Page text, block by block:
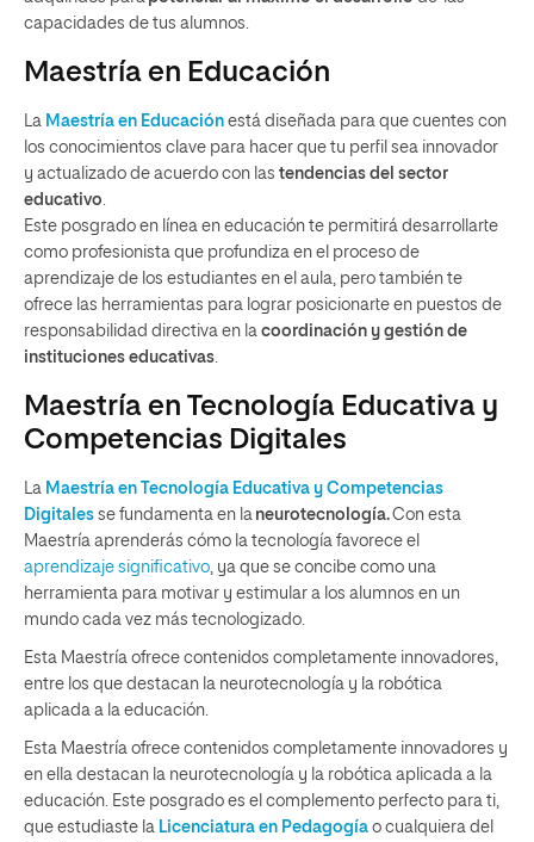
capacidades de tus alumnos
Maestría en Educación
La Maestría en Educación está diseñada para que cuentes con
los conocimientos clave para hacer que tu perfil sea innovador
y actualizado de acuerdo con las tendencias del sector
educativo
Este posgrado en línea en educación te permitirá desarrollarte
como profesionista que profundiza en el proceso de
aprendizaje de los estudiantes en el aula, pero también te
ofrece las herramientas para lograr posicionarte en puestos de
responsabilidad directiva en la coordinación y gestión de
instituciones educativas
Maestría en Tecnología Educativa y
Competencias Digitales
La Maestría en Tecnología Educativa y Competencias
Digitales se fundamenta en la neurotecnología.Con esta
Maestría aprenderás cómo la tecnología favorece el
aprendizaje significativo , ya que se concibe como una
herramienta para motivar y estimular a los alumnos en un
mundo cada vez más tecnologizado.
Esta Maestría ofrece contenidos completamente innovadores,
entre los que destacan la neurotecnología y la robótica
aplicada a la educación
Esta Maestría ofrece contenidos completamente innovadores y
en ella destacan la neurotecnología y la robótica aplicada a la
educación. Este posgrado es el complemento perfecto para ti,
que estudiaste la Licenciatura en Pedagogía o cualquiera del